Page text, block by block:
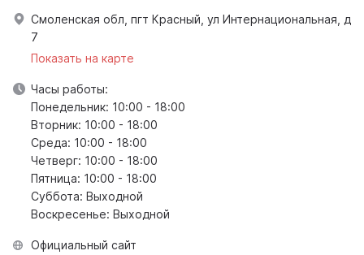
Смоленская обл, пгт Красный, ул Интернациональная, д
7
Показать на карте
Часы работы:
Понедельник: 10:00 - 18:00
Вторник: 10:00 - 18:00
Среда: 10:00 - 18:00
Четверг: 10:00 - 18:00
Пятница: 10:00 - 18:00
Суббота: Выходной
Воскресенье: Выходной
Официальный сайт